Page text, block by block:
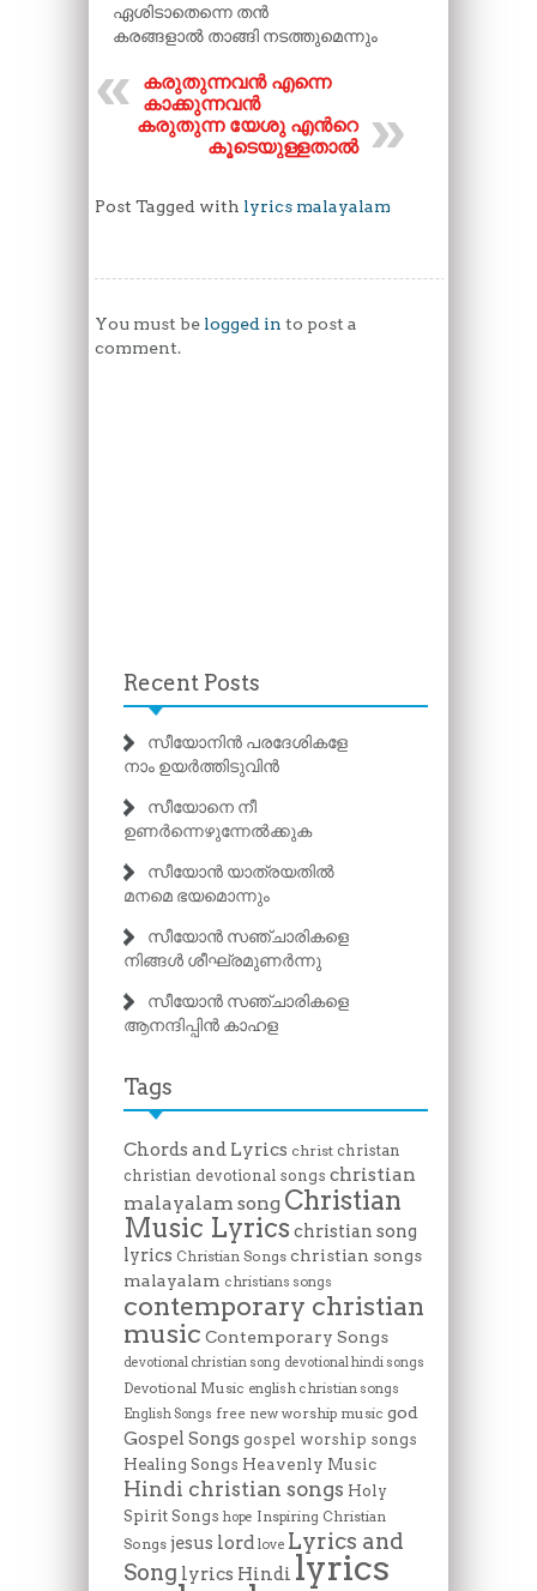
ഏശിടാതെന്നെ തൻ
കരങ്ങളാൽ താങ്ങി നടത്തുമെന്നും
കരുതുന്നവൻ എന്നെ
കാക്കുന്നവൻ
കരുതുന്ന യേശു എന്‍റെ
കൂടെയുള്ളതാൽ
Post Tagged with lyrics malayalam
You must be logged in to post a
comment.
Recent Posts
സീയോനിൻ പരദേശികളേ
നാം ഉയർത്തിടുവിൻ
സീയോനെ നീ
ഉണർന്നെഴുന്നേൽക്കുക
സീയോൻ യാത്രയതിൽ
മനമെ ഭയമൊന്നും
സീയോൻ സഞ്ചാരികളെ
നിങ്ങൾ ശീഘ്രമുണർന്നു
സീയോൻ സഞ്ചാരികളെ
ആനന്ദിപ്പിൻ കാഹള
Tags
Chords and Lyrics christ christan
christian devotional songs christian
malayalam song Christian
Music Lyrics christian song
lyrics Christian Songs christian songs
malayalam christians songs
contemporary christian
music Contemporary Songs
devotional christian song devotional hindi songs
Devotional Music english christian songs
English Songs free new worship music god
Gospel Songs gospel worship songs
Healing Songs Heavenly Music
Hindi christian songs Holy
Spirit Songs hope Inspiring Christian
Songs jesus lord love Lyrics and
Song lyrics Hindi lyrics